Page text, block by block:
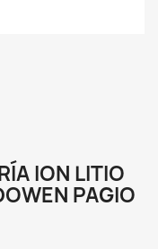
ION LITIO
PAGIO